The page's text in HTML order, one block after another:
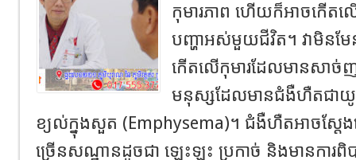
កុមារភាព ហើយក៏អាចកើត
បញ្ហាអស់មួយជីវិត។ វាមិនមែន
កើតលើកុមារដែលមានសាច់
មនុស្សដែលមានជំងឺហឺតជាយូរឆ្
ខ្យល់ក្នុងសួត (Emphysema)។ ជំងឺហឺតអាចស្តែង
ច្រើនសណ្ឋានដូចជា ឡេះឡះ ប្រកាច់ និងមានការពិ